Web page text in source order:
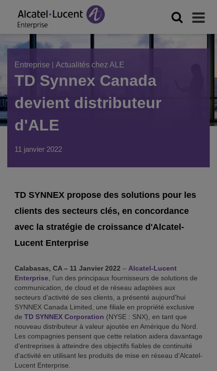
Entreprise | Actualités chez ALE
TD Synnex Canada
devient distributeur
d'ALE
11 janvier 2022
TD SYNNEX propose des solutions pour les
clients des secteurs clés, en concordance
avec la stratégie de croissance d'Alcatel-
Lucent Enterprise
Calabasas, CA – 11 Janvier 2022 – Alcatel-Lucent
Enterprise , l’un des principaux fournisseurs de solutions de
communication, de cloud et de réseau adaptées aux
secteurs d’activité de ses clients, a présenté aujourd'hui
SYNNEX Canada Limited, une filiale en propriété exclusive
de TD SYNNEX Corporation (NYSE : SNX), en tant que
nouveau distributeur à valeur ajoutée en Amérique du Nord.
Les compagnies pensent que cette relation aidera davantage
d'entreprises à atteindre des objectifs fiables de continuité
d'activité en utilisant les produits de mise en réseau d'Alcatel-
Lucent Enterprise.